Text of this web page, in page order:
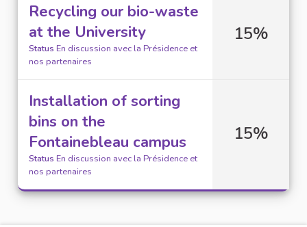
Recycling our bio-waste
at the University
Status En discussion avec la Présidence et
nos partenaires
15%
Installation of sorting
bins on the
Fontainebleau campus
Status En discussion avec la Présidence et
nos partenaires
15%